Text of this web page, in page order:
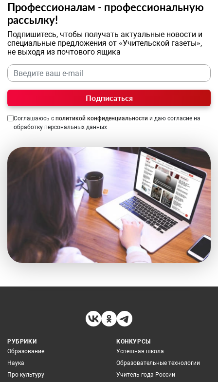
Профессионалам - профессиональную
рассылку!
Подпишитесь, чтобы получать актуальные новости и
специальные предложения от «Учительской газеты»,
не выходя из почтового ящика
Подписаться
Соглашаюсь с политикой конфиденциальности и даю согласие на
обработку персональных данных
РУБРИКИ
Образование
Наука
Про культуру
КОНКУРСЫ
Успешная школа
Образовательные технологии
Учитель года России